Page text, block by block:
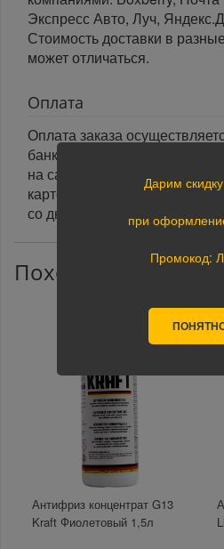
Экспресс Авто, Луч,
Стоимость доставки в
может отличаться.
Оплата
Оплата заказа
банковской картой курьеру
на сайте при оформлении
картой на сайте указанный
со дня поступления оплаты.
Похожие товары
Антифриз концентрат G13
Kraft Фиолетовый 1,5л
Дарим
при
Промокод: